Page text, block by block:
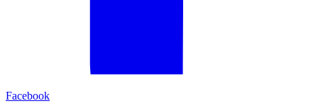
Facebook